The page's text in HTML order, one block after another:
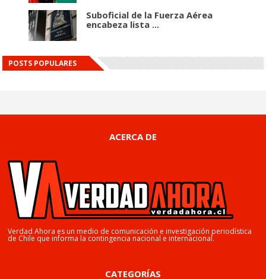
Suboficial de la Fuerza Aérea
encabeza lista ...
POSTS POPULARES
ACERCA DE
Verdad Ahora es un medio de comunicación e investigación periodística
de Chile que informa la contingencia nacional e internacional.
CATEGORÍAS